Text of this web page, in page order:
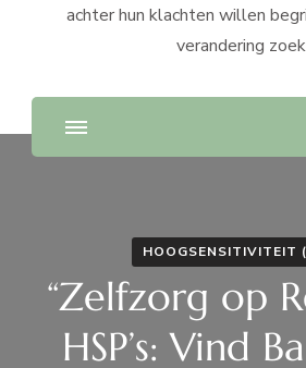
achter hun klachten willen
verandering
HOOGSENSITIVITEIT
“Zelfzorg op
HSP’s: Vind